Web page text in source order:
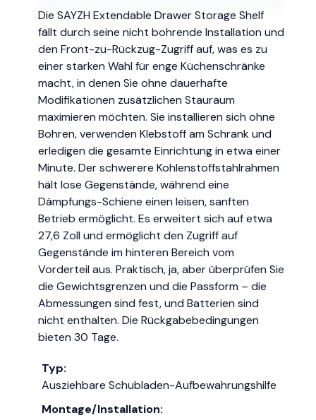
Die SAYZH Extendable Drawer Storage Shelf
fällt durch seine nicht bohrende Installation und
den Front-zu-Rückzug-Zugriff auf, was es zu
einer starken Wahl für enge Küchenschränke
macht, in denen Sie ohne dauerhafte
Modifikationen zusätzlichen Stauraum
maximieren möchten. Sie installieren sich ohne
Bohren, verwenden Klebstoff am Schrank und
erledigen die gesamte Einrichtung in etwa einer
Minute. Der schwerere Kohlenstoffstahlrahmen
hält lose Gegenstände, während eine
Dämpfungs-Schiene einen leisen, sanften
Betrieb ermöglicht. Es erweitert sich auf etwa
27,6 Zoll und ermöglicht den Zugriff auf
Gegenstände im hinteren Bereich vom
Vorderteil aus. Praktisch, ja, aber überprüfen Sie
die Gewichtsgrenzen und die Passform – die
Abmessungen sind fest, und Batterien sind
nicht enthalten. Die Rückgabebedingungen
bieten 30 Tage.
Typ:
Ausziehbare Schubladen-Aufbewahrungshilfe
Montage/Installation: